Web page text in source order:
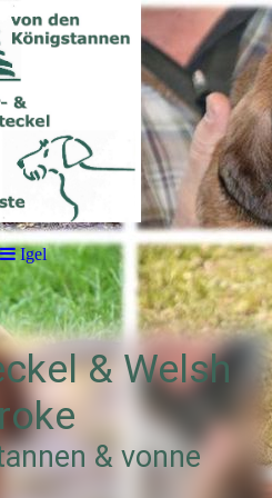
Igel
& Welsh
& vonne